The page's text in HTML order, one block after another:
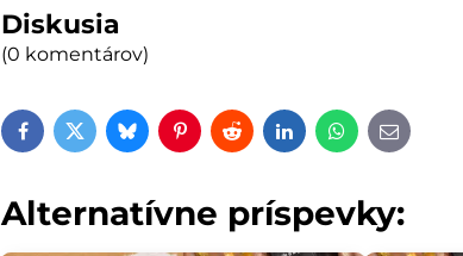
Diskusia
(0 komentárov)
Facebook
TwitterBlueskyPinterest
RedditLinkedInWhatsApp
E-
mail
Alternatívne príspevky: